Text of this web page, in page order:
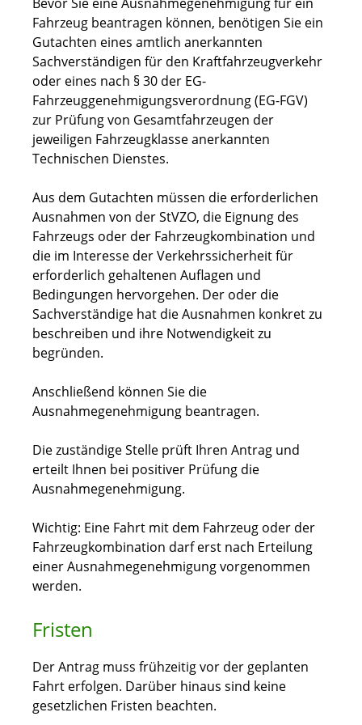
Fahrzeug beantragen können, benötigen Sie ein
Gutachten eines amtlich anerkannten
Sachverständigen für den Kraftfahrzeugverkehr
oder eines nach § 30 der EG-
Fahrzeuggenehmigungsverordnung (EG-FGV)
zur Prüfung von Gesamtfahrzeugen der
jeweiligen Fahrzeugklasse anerkannten
Technischen Dienstes.
Aus dem Gutachten müssen die erforderlichen
Ausnahmen von der StVZO, die Eignung des
Fahrzeugs oder der Fahrzeugkombination und
die im Interesse der Verkehrssicherheit für
erforderlich gehaltenen Auflagen und
Bedingungen hervorgehen. Der oder die
Sachverständige hat die Ausnahmen konkret zu
beschreiben und ihre Notwendigkeit zu
begründen.
Anschließend können Sie die
Ausnahmegenehmigung beantragen.
Die zuständige Stelle prüft Ihren Antrag und
erteilt Ihnen bei positiver Prüfung die
Ausnahmegenehmigung.
Wichtig: Eine Fahrt mit dem Fahrzeug oder der
Fahrzeugkombination darf erst nach Erteilung
einer Ausnahmegenehmigung vorgenommen
werden.
Fristen
Der Antrag muss frühzeitig vor der geplanten
Fahrt erfolgen. Darüber hinaus sind keine
gesetzlichen Fristen beachten.